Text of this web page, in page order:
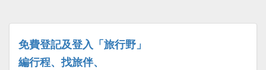
免費登記及登入「旅行野」
編行程、找旅伴、